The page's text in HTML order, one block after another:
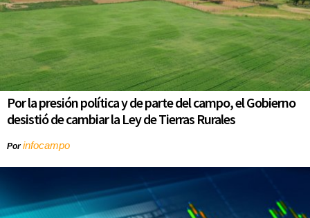
Por la presión política y de parte del campo, el Gobierno
desistió de cambiar la Ley de Tierras Rurales
Porinfocampo